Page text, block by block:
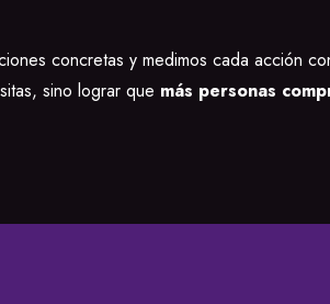
concretas y medimos cada acción
sino lograr que más personas